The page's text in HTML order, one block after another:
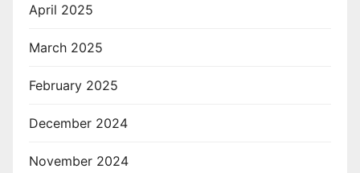
April 2025
March 2025
February 2025
December 2024
November 2024